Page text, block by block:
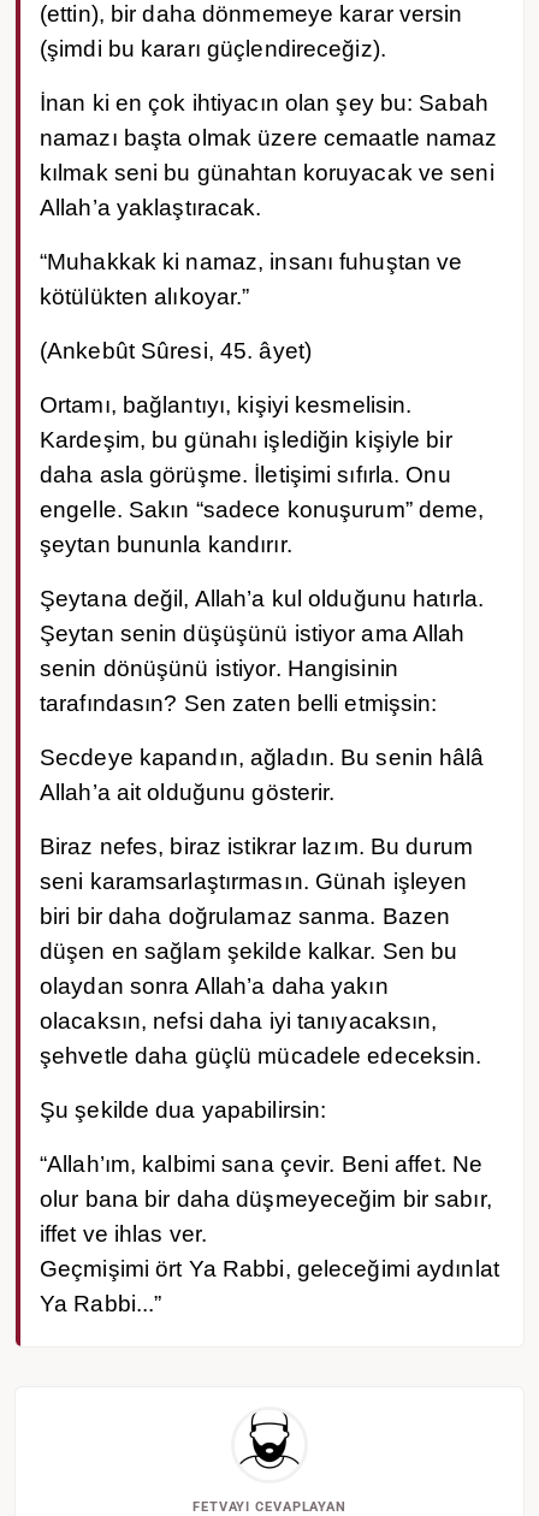
(ettin), bir daha dönmemeye karar versin
(şimdi bu kararı güçlendireceğiz).
İnan ki en çok ihtiyacın olan şey bu: Sabah
namazı başta olmak üzere cemaatle namaz
kılmak seni bu günahtan koruyacak ve seni
Allah’a yaklaştıracak.
“Muhakkak ki namaz, insanı fuhuştan ve
kötülükten alıkoyar.”
(Ankebût Sûresi, 45. âyet)
Ortamı, bağlantıyı, kişiyi kesmelisin.
Kardeşim, bu günahı işlediğin kişiyle bir
daha asla görüşme. İletişimi sıfırla. Onu
engelle. Sakın “sadece konuşurum” deme,
şeytan bununla kandırır.
Şeytana değil, Allah’a kul olduğunu hatırla.
Şeytan senin düşüşünü istiyor ama Allah
senin dönüşünü istiyor. Hangisinin
tarafındasın? Sen zaten belli etmişsin:
Secdeye kapandın, ağladın. Bu senin hâlâ
Allah’a ait olduğunu gösterir.
Biraz nefes, biraz istikrar lazım. Bu durum
seni karamsarlaştırmasın. Günah işleyen
biri bir daha doğrulamaz sanma. Bazen
düşen en sağlam şekilde kalkar. Sen bu
olaydan sonra Allah’a daha yakın
olacaksın, nefsi daha iyi tanıyacaksın,
şehvetle daha güçlü mücadele edeceksin.
Şu şekilde dua yapabilirsin:
“Allah’ım, kalbimi sana çevir. Beni affet. Ne
olur bana bir daha düşmeyeceğim bir sabır,
iffet ve ihlas ver.
Geçmişimi ört Ya Rabbi, geleceğimi aydınlat
Ya Rabbi...”
FETVAYI CEVAPLAYAN